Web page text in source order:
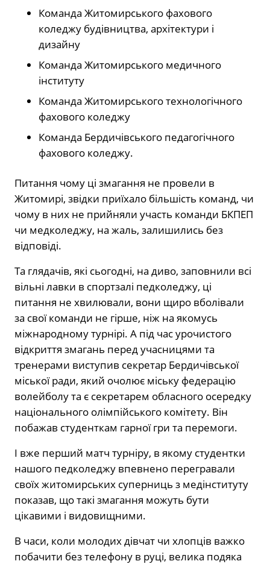
Команда Житомирського фахового
коледжу будівництва, архітектури і
дизайну
Команда Житомирського медичного
інституту
Команда Житомирського технологічного
фахового коледжу
Команда Бердичівського педагогічного
фахового коледжу.
Питання чому ці змагання не провели в
Житомирі, звідки приїхало більшість команд, чи
чому в них не прийняли участь команди БКПЕП
чи медколеджу, на жаль, залишились без
відповіді.
Та глядачів, які сьогодні, на диво, заповнили всі
вільні лавки в спортзалі педколеджу, ці
питання не хвилювали, вони щиро вболівали
за свої команди не гірше, ніж на якомусь
міжнародному турнірі. А під час урочистого
відкриття змагань перед учасницями та
тренерами виступив секретар Бердичівської
міської ради, який очолює міську федерацію
волейболу та є секретарем обласного осередку
національного олімпійського комітету. Він
побажав студенткам гарної гри та перемоги.
І вже перший матч турніру, в якому студентки
нашого педколеджу впевнено перегравали
своїх житомирських суперниць з медінституту
показав, що такі змагання можуть бути
цікавими і видовищними.
В часи, коли молодих дівчат чи хлопців важко
побачити без телефону в руці, велика подяка